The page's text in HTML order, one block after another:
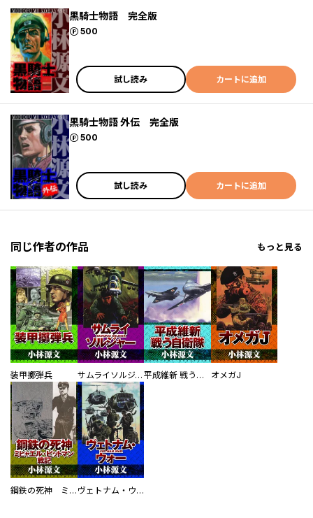
黒騎士物語 完全版
500
ポイント
試し読み カートに追加
黒騎士物語 外伝 完全版
500
ポイント
試し読み カートに追加
同じ作者の作品 もっと見る
装甲擲弾兵 サムライソルジャー SAMURAI SOLDIER 平成維新 戦う自衛隊 オメガJ
鋼鉄の死神 ミヒャエル・ビットマン戦記 ヴェトナム・ウォー VIETNAM WAR